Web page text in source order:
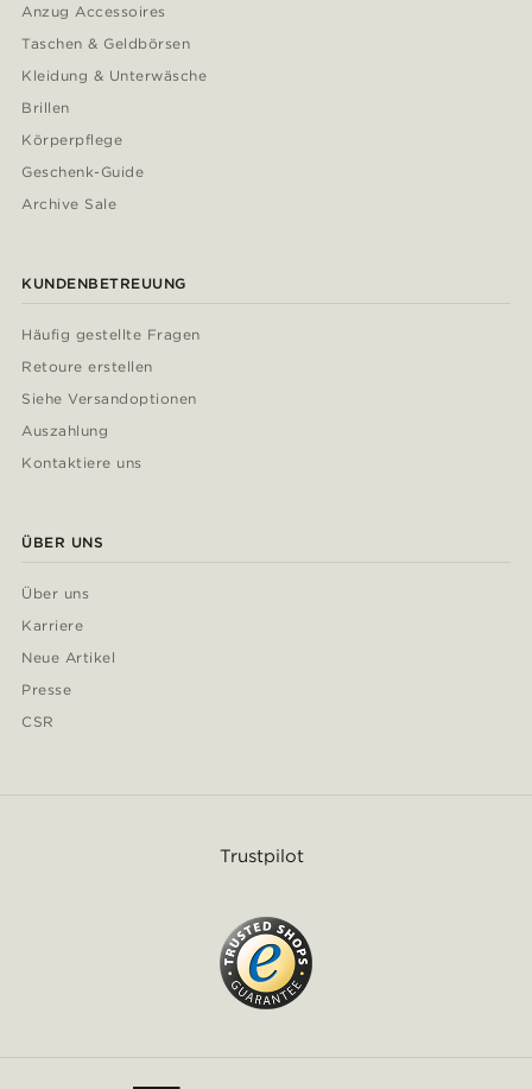
Anzug Accessoires
Taschen & Geldbörsen
Kleidung & Unterwäsche
Brillen
Körperpflege
Geschenk-Guide
Archive Sale
KUNDENBETREUUNG
Häufig gestellte Fragen
Retoure erstellen
Siehe Versandoptionen
Auszahlung
Kontaktiere uns
ÜBER UNS
Über uns
Karriere
Neue Artikel
Presse
CSR
Trustpilot